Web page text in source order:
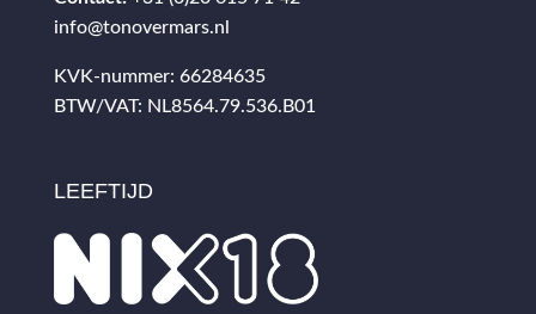
info@tonovermars.nl
KVK-nummer: 66284635
BTW/VAT: NL8564.79.536.B01
LEEFTIJD